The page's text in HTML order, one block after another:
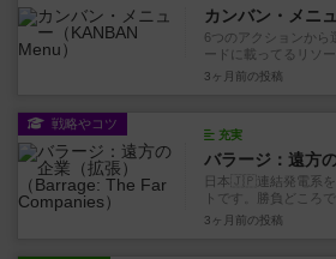
カンバン・メニ
6つのアクションから
ードに載ってるリソ
3ヶ月前 の投稿
戦略やコツ
充実
バラージ：遠方
日本🇯🇵連結発電系
トです。勝負どころ
3ヶ月前 の投稿